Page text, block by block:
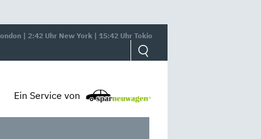
| 2:42 Uhr New York | 15:42 Uhr Tokio
Ein Service von